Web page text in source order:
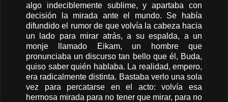
algo indeciblemente sublime, y apartaba con
decisión la mirada ante el mundo. Se había
difundido el rumor de que volvía la cabeza hacia
un lado para mirar atrás, a su espalda, a un
monje llamado Eikam, un hombre que
pronunciaba un discurso tan bello que él, Buda,
quiso saber quién hablaba. La realidad, empero,
era radicalmente distinta. Bastaba verlo una sola
vez para percatarse en el acto: volvía esa
hermosa mirada para no tener que mirar, para no